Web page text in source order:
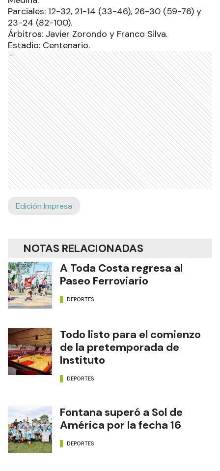
Parciales: 12-32, 21-14 (33-46), 26-30 (59-76) y
23-24 (82-100).
Árbitros: Javier Zorondo y Franco Silva.
Estadio: Centenario.
Ads
Edición Impresa
NOTAS RELACIONADAS
A Toda Costa regresa al
Paseo Ferroviario
DEPORTES
Todo listo para el comienzo
de la pretemporada de
Instituto
DEPORTES
Fontana superó a Sol de
América por la fecha 16
DEPORTES